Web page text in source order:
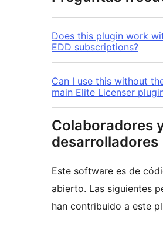
Does this plugin work
EDD subscriptions?
Can I use this without
main Elite Licenser
Colaboradores
desarrolladores
Este software es de
abierto. Las siguientes
han contribuido a este